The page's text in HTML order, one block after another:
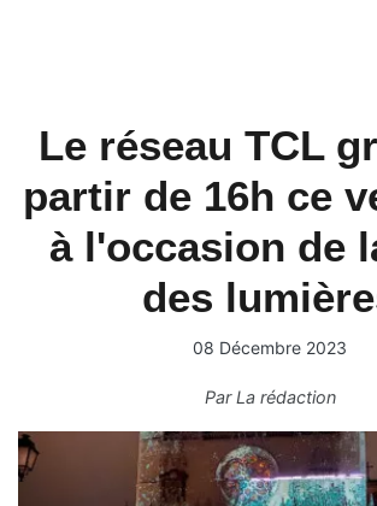
Le réseau TCL
partir de 16h ce
à l'occasion de
des
08 Décembre 2023
ParLa rédaction